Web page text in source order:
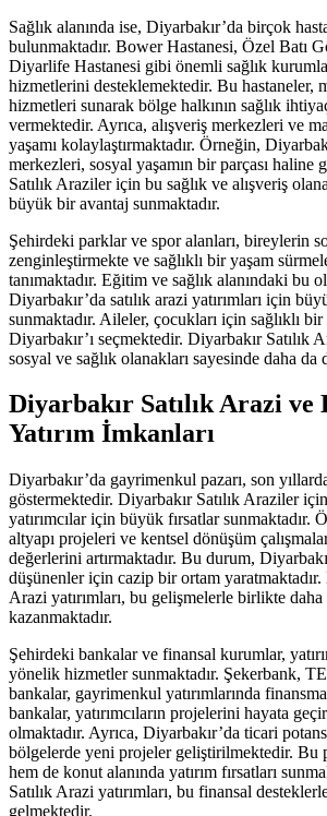
Sağlık alanında ise, Diyarbakır’da birçok
bulunmaktadır. Bower Hastanesi, Özel Batı
Diyarlife Hastanesi gibi önemli sağlık
hizmetlerini desteklemektedir. Bu hastaneler,
hizmetleri sunarak bölge halkının sağlık
vermektedir. Ayrıca, alışveriş merkezleri ve
yaşamı kolaylaştırmaktadır. Örneğin,
merkezleri, sosyal yaşamın bir parçası haline
Satılık Araziler için bu sağlık ve alışveriş
büyük bir avantaj sunmaktadır.
Şehirdeki parklar ve spor alanları, bireylerin
zenginleştirmekte ve sağlıklı bir yaşam
tanımaktadır. Eğitim ve sağlık alanındaki bu
Diyarbakır’da satılık arazi yatırımları için
sunmaktadır. Aileler, çocukları için sağlıklı
Diyarbakır’ı seçmektedir. Diyarbakır Satılık
sosyal ve sağlık olanakları sayesinde daha da
Diyarbakır Satılık Arazi ve
Yatırım İmkanları
Diyarbakır’da gayrimenkul pazarı, son
göstermektedir. Diyarbakır Satılık Araziler
yatırımcılar için büyük fırsatlar sunmaktadır.
altyapı projeleri ve kentsel dönüşüm
değerlerini artırmaktadır. Bu durum,
düşünenler için cazip bir ortam yaratmaktadır.
Arazi yatırımları, bu gelişmelerle birlikte
kazanmaktadır.
Şehirdeki bankalar ve finansal kurumlar,
yönelik hizmetler sunmaktadır. Şekerbank,
bankalar, gayrimenkul yatırımlarında
bankalar, yatırımcıların projelerini hayata
olmaktadır. Ayrıca, Diyarbakır’da ticari
bölgelerde yeni projeler geliştirilmektedir. Bu
hem de konut alanında yatırım fırsatları
Satılık Arazi yatırımları, bu finansal
gelmektedir.